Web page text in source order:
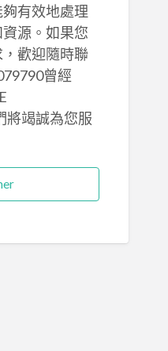
有效地處理
源。如果您
歡迎隨時聯
曾經
將竭誠為您服